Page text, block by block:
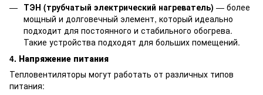
ТЭН (трубчатый электрический нагреватель) — более
мощный и долговечный элемент, который идеально
подходит для постоянного и стабильного обогрева.
Такие устройства подходят для больших помещений.
4. Напряжение питания
Тепловентиляторы могут работать от различных типов
питания: